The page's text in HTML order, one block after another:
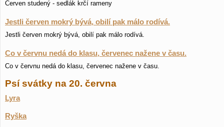
Červen studený - sedlák krčí rameny
Jestli červen mokrý bývá, obilí pak málo rodívá.
Jestli červen mokrý bývá, obilí pak málo rodívá.
Co v červnu nedá do klasu, červenec nažene v času.
Co v červnu nedá do klasu, červenec nažene v času.
Psí svátky na 20. června
Lyra
Ryška